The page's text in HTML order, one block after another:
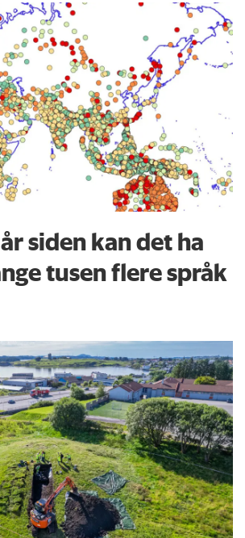
siden kan det ha
tusen flere språk